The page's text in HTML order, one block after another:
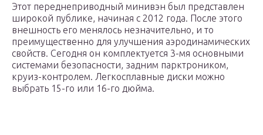
Этот переднеприводный минивэн был представлен
широкой публике, начиная с 2012 года. После этого
внешность его менялось незначительно, и то
преимущественно для улучшения аэродинамических
свойств. Сегодня он комплектуется 3-мя основными
системами безопасности, задним парктроником,
круиз-контролем. Легкосплавные диски можно
выбрать 15-го или 16-го дюйма.